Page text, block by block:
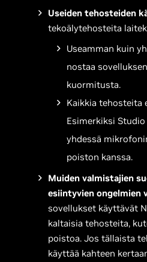
Useiden tehosteiden
tekoälytehosteita
Useamman kuin
nostaa
kuormitusta.
Kaikkia tehosteita
Esimerkiksi
yhdessä
poiston kanssa.
Muiden valmistajien
esiintyvien ongelmien
sovellukset käyttävät
kaltaisia tehosteita,
poistoa. Jos tällaista
käyttää kahteen